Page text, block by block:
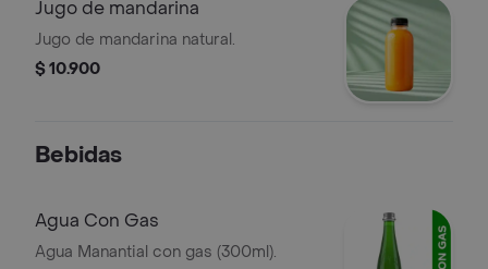
Jugo de mandarina
Jugo de mandarina natural.
$ 10.900
Bebidas
Agua Con Gas
Agua Manantial con gas (300ml).